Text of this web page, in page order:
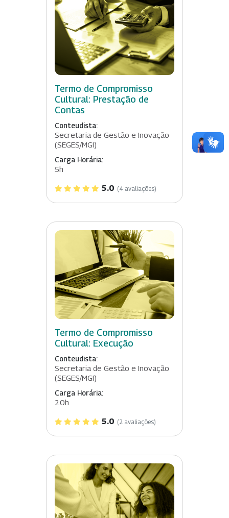
Termo de Compromisso
Cultural: Prestação de
Contas
Conteudista:
Secretaria de Gestão e Inovação
(SEGES/MGI)
Carga Horária:
5h
5.0 (4 avaliações)
Termo de Compromisso
Cultural: Execução
Conteudista:
Secretaria de Gestão e Inovação
(SEGES/MGI)
Carga Horária:
20h
5.0 (2 avaliações)